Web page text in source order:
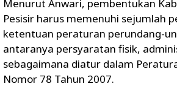
Menurut Anwari, pembentukan
Pesisir harus memenuhi sejumlah
ketentuan peraturan perundang-
antaranya persyaratan fisik,
sebagaimana diatur dalam
Nomor 78 Tahun 2007.